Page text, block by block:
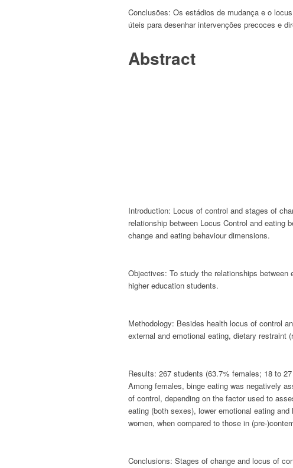
Conclusões: Os estádios de mudança e o
úteis para desenhar intervenções precoces e
Abstract
Introduction: Locus of control and stages of
relationship between Locus Control and eating
change and eating behaviour dimensions.
Objectives: To study the relationships
higher education students.
Methodology: Besides health locus of control
external and emotional eating, dietary restraint
Results: 267 students (63.7% females; 18 to
Among females, binge eating was negatively
of control, depending on the factor used to
eating (both sexes), lower emotional eating
women, when compared to those in (pre-
Conclusions: Stages of change and locus of